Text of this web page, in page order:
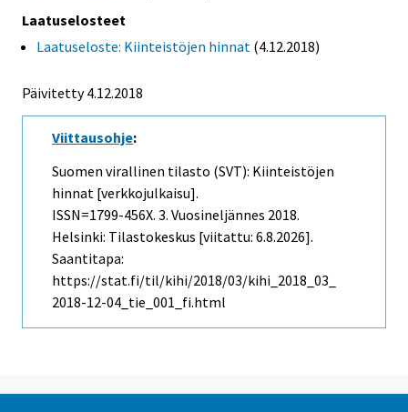
Laatuselosteet
Laatuseloste: Kiinteistöjen hinnat (4.12.2018)
Päivitetty 4.12.2018
Viittausohje:
Suomen virallinen tilasto (SVT): Kiinteistöjen
hinnat [verkkojulkaisu].
ISSN=1799-456X. 3. Vuosineljännes 2018.
Helsinki: Tilastokeskus [viitattu: 6.8.2026].
Saantitapa:
https://stat.fi/til/kihi/2018/03/kihi_2018_03_
2018-12-04_tie_001_fi.html